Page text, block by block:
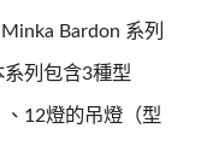
Bardon 系列
列包含3種型
12燈的吊燈（型